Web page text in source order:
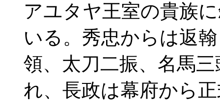
アユタヤ王室の貴族
いる。秀忠からは返
領、太刀二振、名馬
れ、長政は幕府から